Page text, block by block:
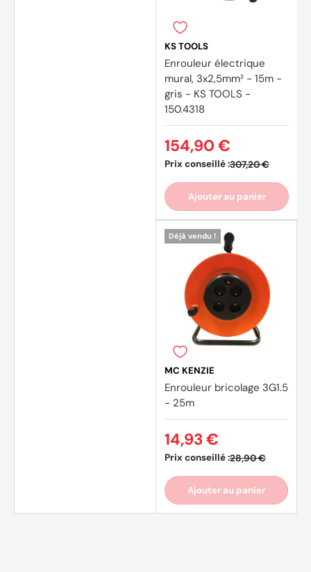
KS TOOLS
Enrouleur électrique
mural, 3x2,5mm² - 15m -
gris - KS TOOLS -
150.4318
Prix conseillé :307,20 €
154,90 €
Ajouter au panier
Déjà vendu !
MC KENZIE
Enrouleur bricolage 3G1.5
- 25m
Prix conseillé :28,90 €
14,93 €
Ajouter au panier